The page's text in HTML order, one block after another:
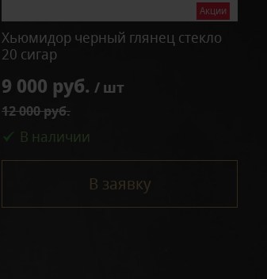
Акции
Хьюмидор черный глянец стекло
20 сигар
9 000 руб. / шт
12 000 руб.
В наличии
В заявку